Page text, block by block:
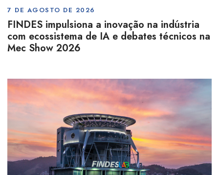
7 DE AGOSTO DE 2026
FINDES impulsiona a inovação na indústria
com ecossistema de IA e debates técnicos na
Mec Show 2026